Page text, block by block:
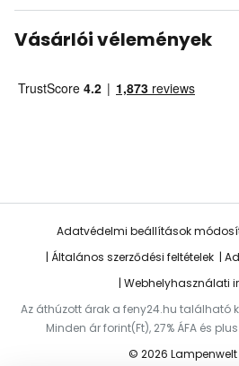
Vásárlói vélemények
Adatvédelmi beállítások
Általános szerződési feltételek
Webhelyhasználati
Az áthúzott árak a feny24.hu található
Minden ár forint(Ft), 27% ÁFA és
© 2026 Lampenwelt